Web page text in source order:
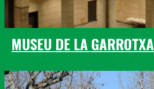
MUSEU DE LA GARROTXA